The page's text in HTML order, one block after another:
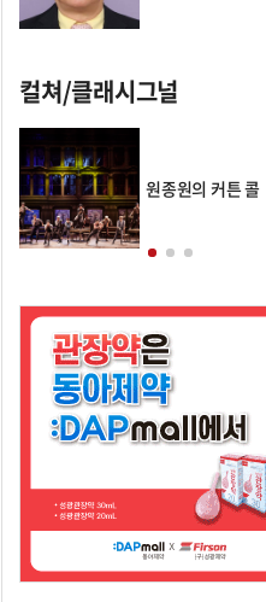
컬쳐/클래시그널
원종원의 커튼 콜